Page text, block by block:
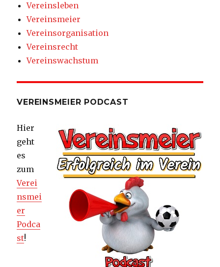
Vereinsleben
Vereinsmeier
Vereinsorganisation
Vereinsrecht
Vereinswachstum
VEREINSMEIER PODCAST
Hier
geht
es
zum
Verei
nsmei
er
Podca
st!